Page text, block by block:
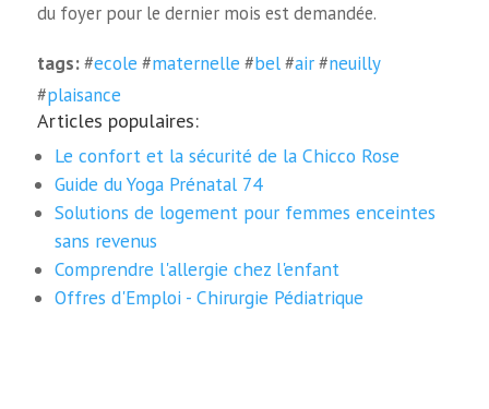
du foyer pour le dernier mois est demandée.
tags:#ecole #maternelle #bel#air#neuilly
#plaisance
Articles populaires:
Le confort et la sécurité de la Chicco Rose
Guide du Yoga Prénatal 74
Solutions de logement pour femmes enceintes
sans revenus
Comprendre l'allergie chez l'enfant
Offres d'Emploi - Chirurgie Pédiatrique